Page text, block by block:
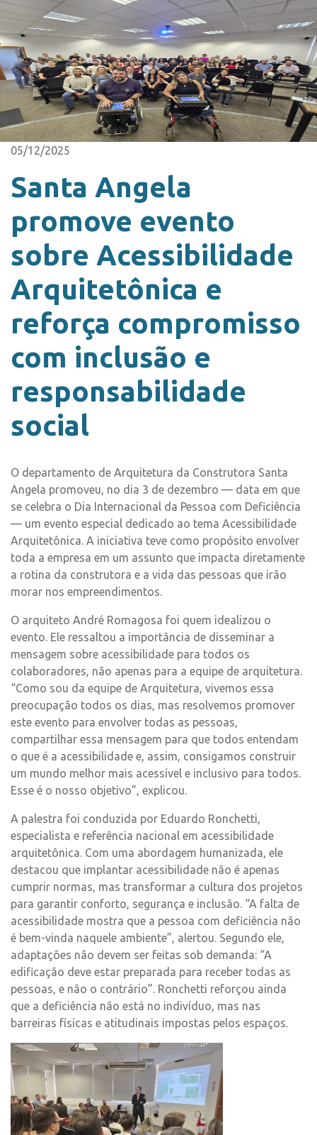
05/12/2025
Santa Angela
promove evento
sobre Acessibilidade
Arquitetônica e
reforça compromisso
com inclusão e
responsabilidade
social
O departamento de Arquitetura da Construtora Santa
Angela promoveu, no dia 3 de dezembro — data em que
se celebra o Dia Internacional da Pessoa com Deficiência
— um evento especial dedicado ao tema Acessibilidade
Arquitetônica. A iniciativa teve como propósito envolver
toda a empresa em um assunto que impacta diretamente
a rotina da construtora e a vida das pessoas que irão
morar nos empreendimentos.
O arquiteto André Romagosa foi quem idealizou o
evento. Ele ressaltou a importância de disseminar a
mensagem sobre acessibilidade para todos os
colaboradores, não apenas para a equipe de arquitetura.
“Como sou da equipe de Arquitetura, vivemos essa
preocupação todos os dias, mas resolvemos promover
este evento para envolver todas as pessoas,
compartilhar essa mensagem para que todos entendam
o que é a acessibilidade e, assim, consigamos construir
um mundo melhor mais acessível e inclusivo para todos.
Esse é o nosso objetivo”, explicou.
A palestra foi conduzida por Eduardo Ronchetti,
especialista e referência nacional em acessibilidade
arquitetônica. Com uma abordagem humanizada, ele
destacou que implantar acessibilidade não é apenas
cumprir normas, mas transformar a cultura dos projetos
para garantir conforto, segurança e inclusão. “A falta de
acessibilidade mostra que a pessoa com deficiência não
é bem-vinda naquele ambiente”, alertou. Segundo ele,
adaptações não devem ser feitas sob demanda: “A
edificação deve estar preparada para receber todas as
pessoas, e não o contrário”. Ronchetti reforçou ainda
que a deficiência não está no indivíduo, mas nas
barreiras físicas e atitudinais impostas pelos espaços.